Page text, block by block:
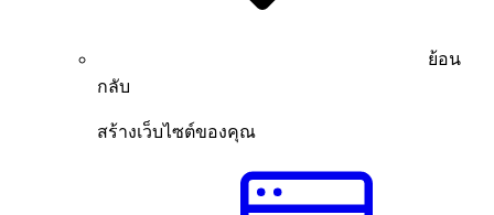
ย้อน
กลับ
สร้างเว็บไซต์ของคุณ